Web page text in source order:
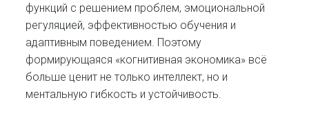
функций с решением проблем, эмоциональной
регуляцией, эффективностью обучения и
адаптивным поведением. Поэтому
формирующаяся «когнитивная экономика» всё
больше ценит не только интеллект, но и
ментальную гибкость и устойчивость.